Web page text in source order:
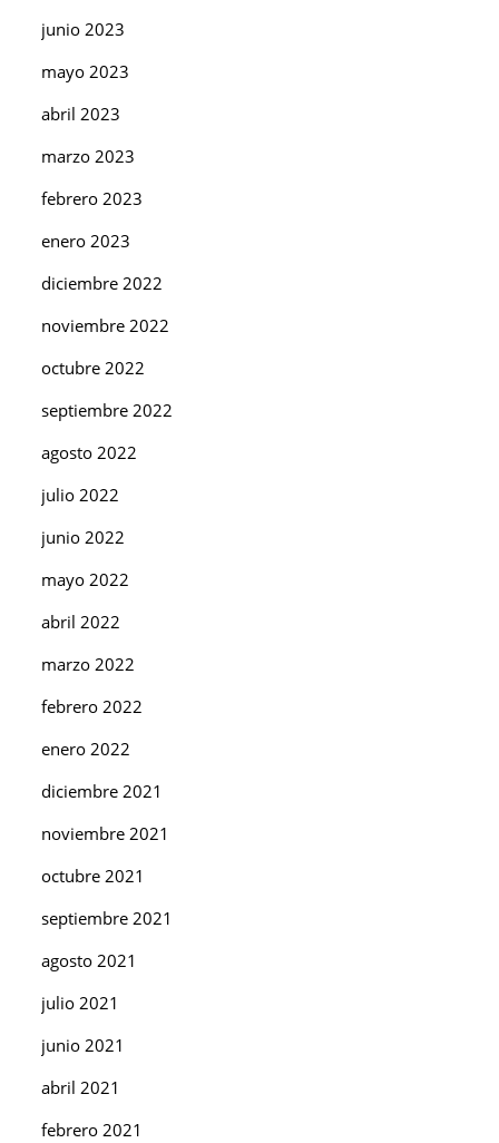
junio 2023
mayo 2023
abril 2023
marzo 2023
febrero 2023
enero 2023
diciembre 2022
noviembre 2022
octubre 2022
septiembre 2022
agosto 2022
julio 2022
junio 2022
mayo 2022
abril 2022
marzo 2022
febrero 2022
enero 2022
diciembre 2021
noviembre 2021
octubre 2021
septiembre 2021
agosto 2021
julio 2021
junio 2021
abril 2021
febrero 2021